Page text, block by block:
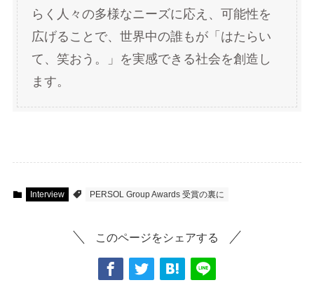
らく人々の多様なニーズに応え、可能性を
広げることで、世界中の誰もが「はたらい
て、笑おう。」を実感できる社会を創造し
ます。
Interview PERSOL Group Awards 受賞の裏に
このページをシェアする